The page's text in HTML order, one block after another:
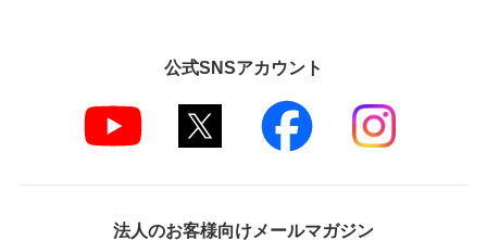
公式SNSアカウント
法人のお客様向けメールマガジン